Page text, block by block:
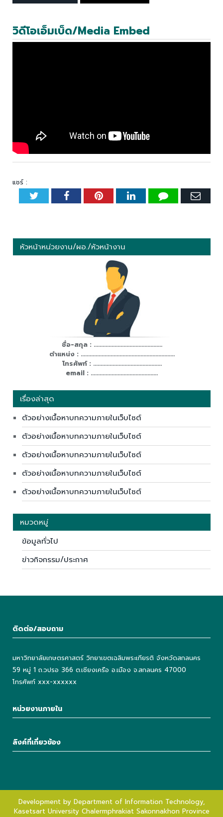
วิดีโอเอ็มเบ็ด/Media Embed
แชร์ :
TwitterFacebookPinterestLinkedInTumblr
หัวหน้าหน่วยงาน/ผอ./หัวหน้างาน
ชื่อ-สกุล : ..............................................
ตำแหน่ง : ...............................................................
โทรศัพท์ : ..............................................
email : .............................................
เรื่องล่าสุด
ตัวอย่างเนื้อหาบทความภายในเว็บไซต์
ตัวอย่างเนื้อหาบทความภายในเว็บไซต์
ตัวอย่างเนื้อหาบทความภายในเว็บไซต์
ตัวอย่างเนื้อหาบทความภายในเว็บไซต์
ตัวอย่างเนื้อหาบทความภายในเว็บไซต์
หมวดหมู่
ข้อมูลทั่วไป
ข่าวกิจกรรม/ประกาศ
ติดต่อ/สอบถาม
มหาวิทยาลัยเกษตรศาสตร์ วิทยาเขตเฉลิมพระเกียรติ จังหวัดสกลนคร
59 หมู่ 1 ถ.วปรอ 366 ต.เชียงเครือ อ.เมือง จ.สกลนคร 47000
โทรศัพท์ xxx-xxxxxx
หน่วยงานภายใน
ลิงค์ที่เกี่ยวข้อง
Development by Department of Information Technology,
Kasetsart University Chalermphrakiat Sakonnakhon Province